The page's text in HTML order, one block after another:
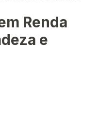
Renda
e